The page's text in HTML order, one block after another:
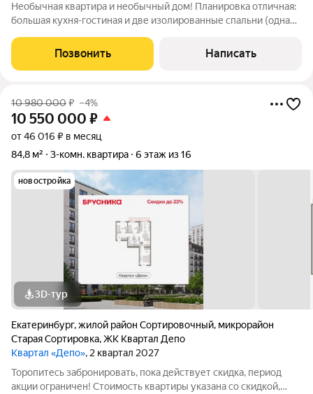
Необычная квартира и необычный дом! Планировка отличная:
большая кухня-гостиная и две изолированные спальни (одна
санузлом, выходом на лоджию). Высота потолков 2,6м.
Видовые характеристики
Позвонить Написать
10 980 000₽ –4%
10 550 000 ₽
от 46 016 ₽ в месяц
84,8 м²
3-комн. квартира 6 этаж из 16
новостройка
3D-тур
Екатеринбург,жилой район Сортировочный, микрорайон
Старая Сортировка,ЖК Квартал Депо
Квартал «Депо», 2 квартал 2027
Торопитесь забронировать, пока действует скидка, период
акции ограничен! Стоимость квартиры указана со скидкой,